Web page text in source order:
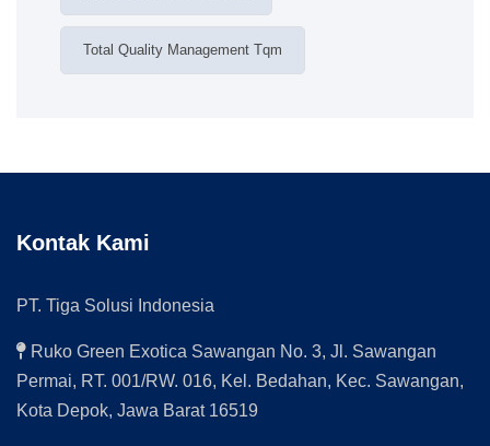
Total Quality Management Tqm
Kontak Kami
PT. Tiga Solusi Indonesia
Ruko Green Exotica Sawangan No. 3, Jl. Sawangan
Permai, RT. 001/RW. 016, Kel. Bedahan, Kec. Sawangan,
Kota Depok, Jawa Barat 16519